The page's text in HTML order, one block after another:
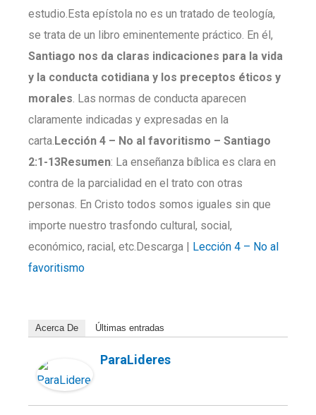
estudio.Esta epístola no es un tratado de teología,
se trata de un libro eminentemente práctico. En él,
Santiago nos da claras indicaciones para la vida
y la conducta cotidiana y los preceptos éticos y
morales. Las normas de conducta aparecen
claramente indicadas y expresadas en la
carta.Lección 4 – No al favoritismo – Santiago
2:1-13Resumen: La enseñanza bíblica es clara en
contra de la parcialidad en el trato con otras
personas. En Cristo todos somos iguales sin que
importe nuestro trasfondo cultural, social,
económico, racial, etc.Descarga | Lección 4 – No al
favoritismo
Acerca De Últimas entradas
ParaLideres